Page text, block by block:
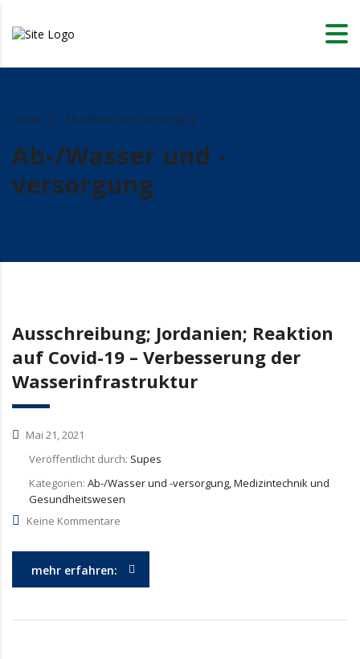
Home Ab-/Wasser und -versorgung
Ab-/Wasser und -
versorgung
Ausschreibung; Jordanien; Reaktion
auf Covid-19 – Verbesserung der
Wasserinfrastruktur
Mai 21, 2021
Veröffentlicht durch: Supes
Kategorien: Ab-/Wasser und -versorgung, Medizintechnik und
Gesundheitswesen
Keine Kommentare
mehr erfahren: